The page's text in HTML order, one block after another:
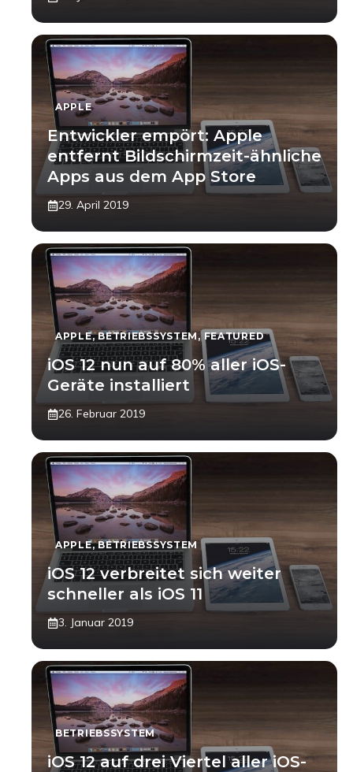
APPLE
Entwickler empört: Apple
entfernt Bildschirmzeit-ähnliche
Apps aus dem App Store
29. April 2019
APPLE,BETRIEBSSYSTEM , FEATURED
iOS 12 nun auf 80% aller iOS-
Geräte installiert
26. Februar 2019
APPLE,BETRIEBSSYSTEM
iOS 12 verbreitet sich weiter
schneller als iOS 11
3. Januar 2019
BETRIEBSSYSTEM
iOS 12 auf drei Viertel aller iOS-